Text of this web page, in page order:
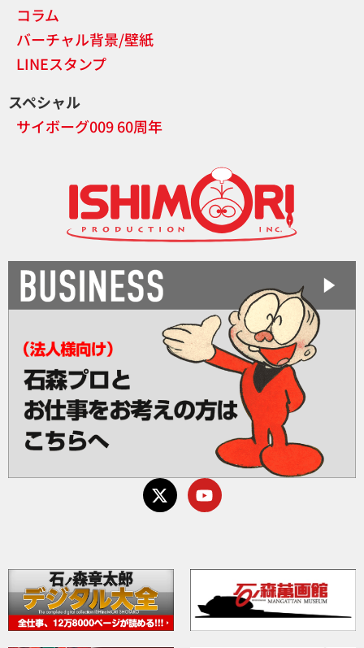
コラム
バーチャル背景/壁紙
LINEスタンプ
スペシャル
サイボーグ009 60周年